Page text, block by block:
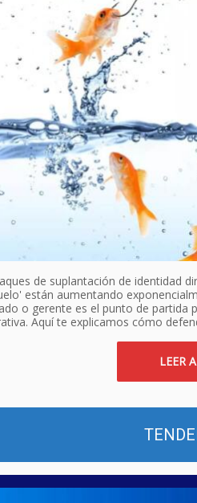
de suplantación de identidad
están aumentando
o gerente es el punto de partida
Aquí te explicamos cómo
LEER